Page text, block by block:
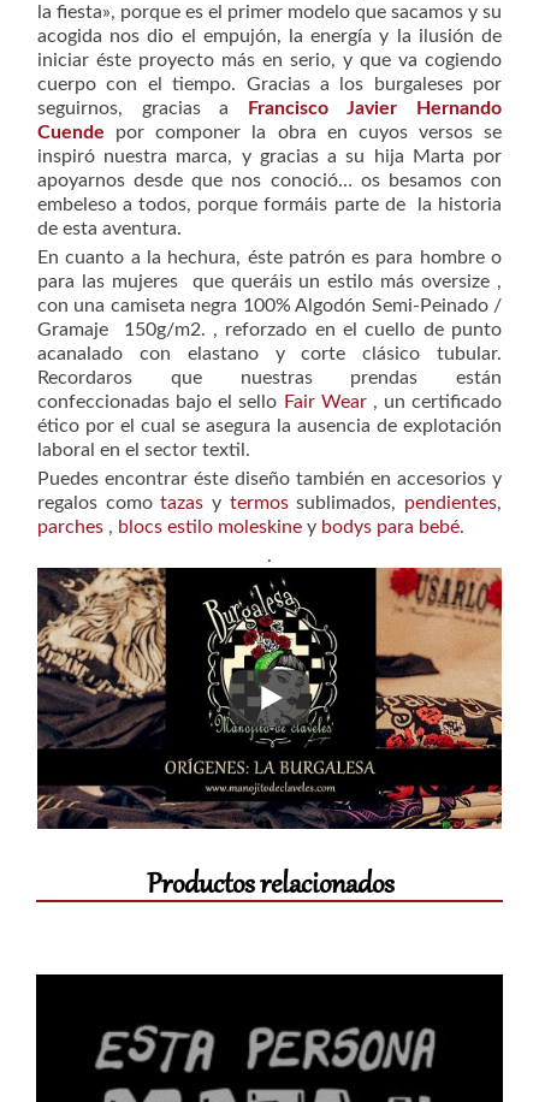
la fiesta», porque es el primer modelo que sacamos y su
acogida nos dio el empujón, la energía y la ilusión de
iniciar éste proyecto más en serio, y que va cogiendo
cuerpo con el tiempo. Gracias a los burgaleses por
seguirnos, gracias a
Francisco Javier Hernando
Cuende por componer la obra en cuyos versos se
inspiró nuestra marca, y gracias a su hija Marta por
apoyarnos desde que nos conoció… os besamos con
embeleso a todos, porque formáis parte de la historia
de esta aventura.
En cuanto a la hechura, éste patrón es para hombre o
para las mujeres que queráis un estilo más oversize ,
con una camiseta negra 100% Algodón Semi-Peinado /
Gramaje 150g/m2. , reforzado en el cuello de punto
acanalado con elastano y corte clásico tubular.
Recordaros que nuestras prendas están
confeccionadas bajo el sello Fair Wear, un certificado
ético por el cual se asegura la ausencia de explotación
laboral en el sector textil.
Puedes encontrar éste diseño también en accesorios y
regalos comotazas y termossublimados, pendientes,
parches , blocs estilo moleskine y bodys para bebé.
.
Productos relacionados